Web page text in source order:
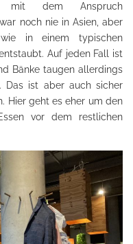
mit dem Anspruch
noch nie in Asien, aber
in einem typischen
Auf jeden Fall ist
Bänke taugen allerdings
Das ist aber auch sicher
Hier geht es eher um den
vor dem restlichen